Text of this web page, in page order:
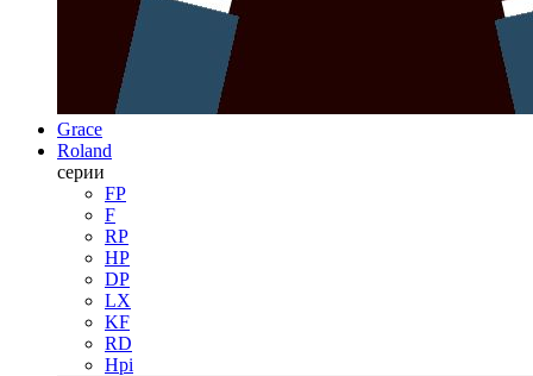
Grace
Roland
серии
FP
F
RP
HP
DP
LX
KF
RD
Hpi